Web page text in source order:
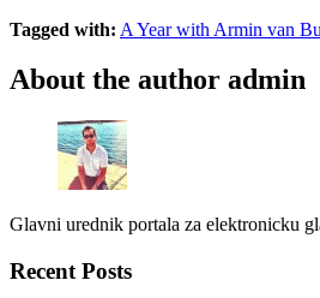
Tagged with: A Year with Armin van
About the author admin
Glavni urednik portala za elektronicku
Recent Posts